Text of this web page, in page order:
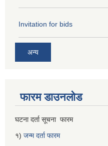
Invitation for bids
अन्य
फारम डाउनलोड
घटना दर्ता सूचना फारम
१) जन्म दर्ता फारम